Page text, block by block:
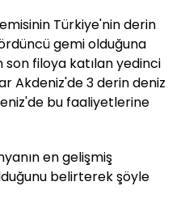
Türkiye'nin derin
gemi olduğuna
filoya katılan yedinci
Akdeniz'de 3 derin deniz
bu faaliyetlerine
en gelişmiş
belirterek şöyle